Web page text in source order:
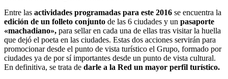
Entre las actividades programadas para este 2016 se encuentra la
edición de un folleto conjunto de las 6 ciudades y un pasaporte
«machadiano», para sellar en cada una de ellas tras visitar la huella
que dejó el poeta en las ciudades. Estas dos acciones servirán para
promocionar desde el punto de vista turístico el Grupo, formado por
ciudades ya de por sí importantes desde un punto de vista cultural.
En definitiva, se trata de darle a la Red un mayor perfil turístico.